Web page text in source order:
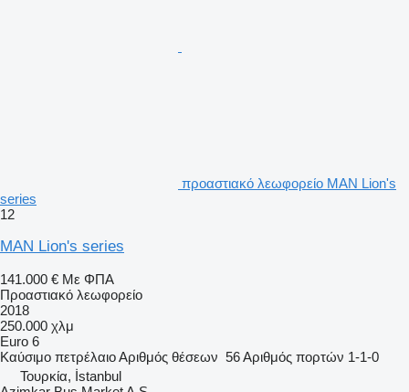
προαστιακό λεωφορείο MAN Lion's
series
12
MAN Lion's series
141.000 € Με ΦΠΑ
Προαστιακό λεωφορείο
2018
250.000 χλμ
Euro 6
Καύσιμο πετρέλαιοΑριθμός θέσεων 56Αριθμός πορτών 1-1-0
Τουρκία, İstanbul